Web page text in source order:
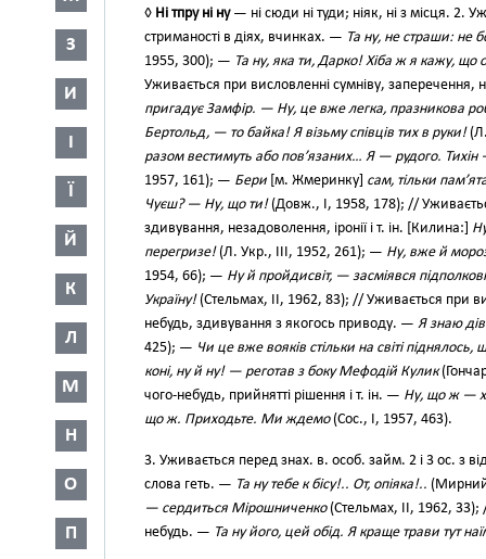
З
И
І
Ї
Й
К
Л
М
Н
О
П
◊ Ні тпру ні ну— ні сюди ні туди; ніяк, ні з місця. 2.
стриманості в діях, вчинках. — Та ну, не страши: не
1955, 300); — Та ну, яка ти, Дарко! Хіба ж я кажу, що
Уживається при висловленні сумніву, заперечення,
пригадує Замфір. — Ну, це вже легка, празникова
Бертольд, — то байка! Я візьму співців тих в руки!
разом вестимуть або пов’язаних… Я — рудого. Тихін
1957, 161); — Бери [м. Жмеринку] сам, тільки
Чуєш? — Ну, що ти!(Довж., І, 1958, 178); //
здивування, незадоволення, іронії і т. ін. [Килина:]
перегризе!(Л. Укр., III, 1952, 261); — Ну, вже й
1954, 66); — Ну й пройдисвіт, — засміявся
Україну!(Стельмах, II, 1962, 83); // Уживається при
небудь, здивування з якогось приводу. — Я знаю
425); — Чи це вже вояків стільки на світі
коні, ну й ну! — реготав з боку Мефодій Кулик
чого-небудь, прийнятті рішення і т. ін. — Ну, що ж —
що ж. Приходьте. Ми ждемо(Сос., І, 1957, 463).
3. Уживається перед знах. в. особ. займ. 2 і 3 ос. з
слова геть. — Та ну тебе к бісу!.. От, опіяка!..
— сердиться Мірошниченко(Стельмах, II, 1962, 33);
небудь. — Та ну його, цей обід. Я краще трави тут